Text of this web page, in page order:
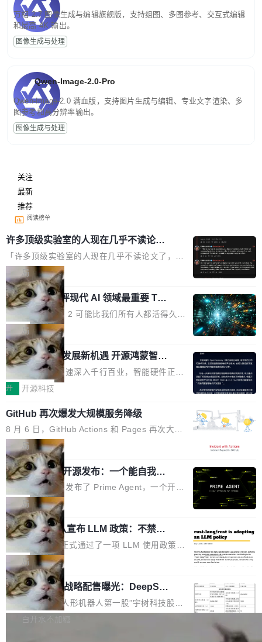
万相 2.7 图像生成与编辑旗舰版，支持组图、多图参考、交互式编辑
和最高 4K 输出。
图像生成与处理
Qwen-Image-2.0-Pro
Qwen-Image-2.0 满血版，支持图片生成与编辑、专业文字渲染、多
图参考和高分辨率输出。
图像生成与处理
关注
最新
推荐
阅读榜单
许多顶级实验室的人现在几乎不读论文
了
「许多顶级实验室的人现在几乎不读论文了，而
且他们认为 ICLR/ICML/NeurIPS 充斥着大量过
度宣传和欺诈。」 OpenAI 研究员 Keller Jorda
n 这条推文引发了广泛讨论。他不是在说风凉
话，他是说出了一个圈内人尽皆知但很少公开捅
破的事实。 Jordan 随后补充了一句软化声明：
「我不认为这些会议上大部分论文都在过度宣传
或造假。问题是，作为读者，如果你筛选出那些
看起来最令人兴奋的论文，那它们大部分都是过
度宣传的。」 这才是真正的痛点。不是所有论文
都有问题，是最吸引眼球的那批论文最有问题。
他引用的帖子来自 Mathew Shen，一位 ICLR 2
026 的读者：「看了篇 ...
局
xAI 前工程师评现代 AI 领域最重要 Top
3 开源项目
Flash Attention 2 可能比我们所有人都活得久。
这句话不是来自某个技术博客，而是出自 Hieu
Pham 的一条推文。Hieu Pham 是谁？他是 xAI
的早期工程师之一，在 Grok 训练基础设施团队
工作过。近日他在 X 上发了一条帖子，列出了他
认为现代 AI 领域最重要的三个开源项目。 第一
个名字毫无悬念：Flash Attention 2。 Hieu 的
理由很具体。FA 系列不需要解释，但 FA2 是他
认为最重要的一个——复杂度恰到好处，刚好能
驱动你去学 CuTe，但还没被那些"邪恶的" Hopp
er++ 优化所淹没，足够容易修改和适配。 更关
键的是 FA2 的持久性...
局
共商智能硬件发展新机遇 开源鸿蒙智能
硬件开发者日杭州站即将举行
随着万物智联加速深入千行百业，智能硬件正从
单点设备迈向智能化、网联化、协同化发展。作
鸿蒙通过统一技术底座和分布式能力，为不同类
型智能设备的开发、连接与互联提供关键支撑，
也为产业链企业探索产品创新与商业增长打开新
的空间。 8月14日，开源鸿蒙智能硬件开发者日
（OHDD：OpenHarmony Hardware Develope
r Day）将在杭州启航。活动面向智能硬件产业
链企业和开发者，邀请行业专家与资深技术顾
问，围绕开源鸿蒙技术能力、设备适配、芯片适
配、功耗与稳定性调优、兼容性测评及统一互联
等内容展开系统讲解和实战交流，帮助企业进一
步了解开源鸿蒙在智能...
开 开源科技
GitHub 再次爆发大规模服务降级
8 月 6 日，GitHub Actions 和 Pages 再次大规
模服务降级，Actions 完全不可用超过 5 小时，
webhook 停发，连自托管 runner 也因调度层故
障无法工作。Pages、Copilot code review、C
opilot coding agent 全部受影响。从检测到完全
恢复，大约 12 小时。 这是 2026 年 8 月的第六
起事故，其中四起与 AI/Copilot 服务相关。 Git
Hub 员工 kdaigle 在 HN 讨论中贴出了一组数
据：2025 年全年 10 亿次 commit。现在，每周
2.75 亿次，全年预计 140 亿次。GitHub...
局
Prime Agent 开源发布：一个能自我改
进的编程 Agent，ARC-AGI 3 超越人类
专家基线
Prime Intellect 发布了 Prime Agent，一个开源
的编程 Agent Harness，核心设计围绕两个抽
象：Recursive Language Model（RLM）和 C
ontinual Harness。在 ARC-AGI 3 基准测试
上，Prime Agent + Opus 5 的组合达到了 95.
5% RHAE Best@1，超过了 ARC 报告的人类专
家基线 95.4%。 不是又一个 coding agent 包装
器 Prime Agent 的架构和市面上大多数 coding
agent 有本质区别。大多数 agent harness 的设
计是基于早期模型的能力—...
局
Rust 项目团队宣布 LLM 政策：不禁
止，但你要承认哪些代码不是你写的
Rust 语言项目正式通过了一项 LLM 使用政策，
覆盖 rust-lang/rust 单一仓库的代码贡献。这不
是项目级别的官方立场，目前由五个团队采纳，
但它可能是主流开源项目中关于 AI 辅助贡献最
细致的一份规则。 政策的核心只有一句话：LLM
可以用来分析、提炼、审阅、建议，但不能用来
局
宇树科技 IPO 战略配售曝光：DeepSe
ek 获配 93.3 万股，锁定 36 个月
8月6日晚间，“人形机器人第一股”宇树科技股份
有限公司披露IPO发行价格及战略配售结果，杭
白开水不加糖